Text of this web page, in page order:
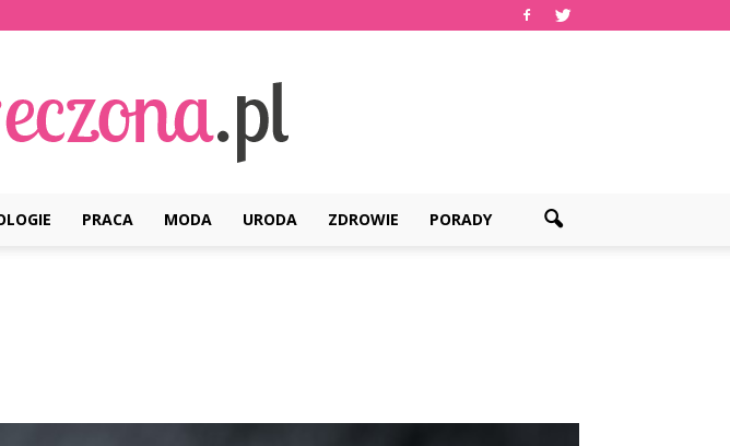
PRACA MODA URODA ZDROWIE PORADY